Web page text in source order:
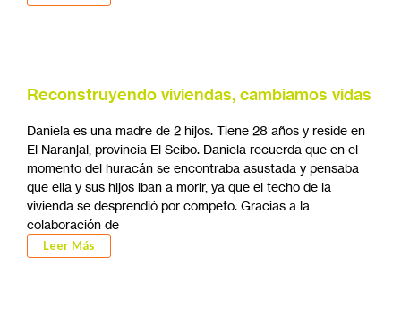
Reconstruyendo viviendas, cambiamos vidas
Daniela es una madre de 2 hijos. Tiene 28 años y reside en
El Naranjal, provincia El Seibo. Daniela recuerda que en el
momento del huracán se encontraba asustada y pensaba
que ella y sus hijos iban a morir, ya que el techo de la
vivienda se desprendió por competo. Gracias a la
colaboración de
Leer Más